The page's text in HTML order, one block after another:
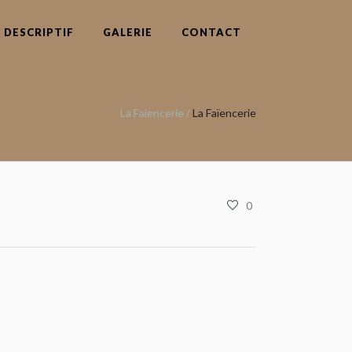
DESCRIPTIF GALERIE CONTACT
La Faiencerie /La Faïencerie
0